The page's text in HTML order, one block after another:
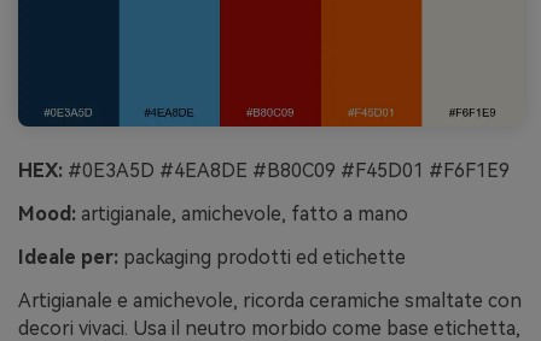
HEX: #0E3A5D #4EA8DE #B80C09 #F45D01 #F6F1E9
Mood: artigianale, amichevole, fatto a mano
Ideale per: packaging prodotti ed etichette
Artigianale e amichevole, ricorda ceramiche smaltate con
decori vivaci. Usa il neutro morbido come base etichetta,